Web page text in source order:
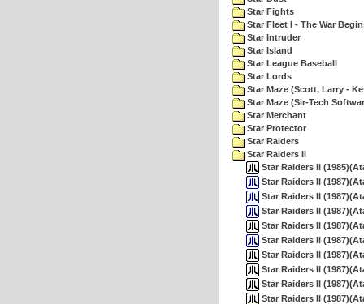
Star Fights
Star Fleet I - The War
Star Intruder
Star Island
Star League Baseball
Star Lords
Star Maze (Scott, Larry -
Star Maze (Sir-Tech
Star Merchant
Star Protector
Star Raiders
Star Raiders II
Star Raiders II
Star Raiders II
Star Raiders II
Star Raiders II
Star Raiders II
Star Raiders II
Star Raiders II
Star Raiders II
Star Raiders II
Star Raiders II